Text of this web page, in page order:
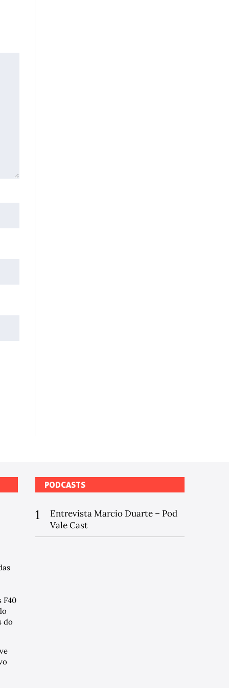
F40
do
PODCASTS
1
Entrevista Marcio Duarte – Pod
Vale Cast